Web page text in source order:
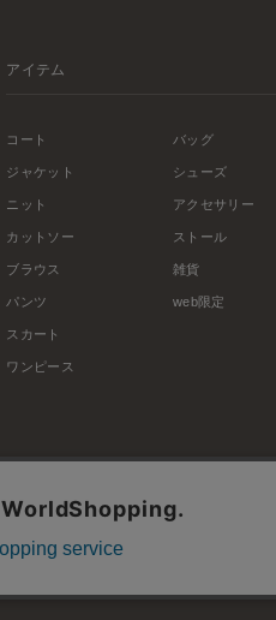
アイテム
コート
ジャケット
ニット
カットソー
ブラウス
パンツ
スカート
ワンピース
バッグ
シューズ
アクセサリー
ストール
雑貨
web限定